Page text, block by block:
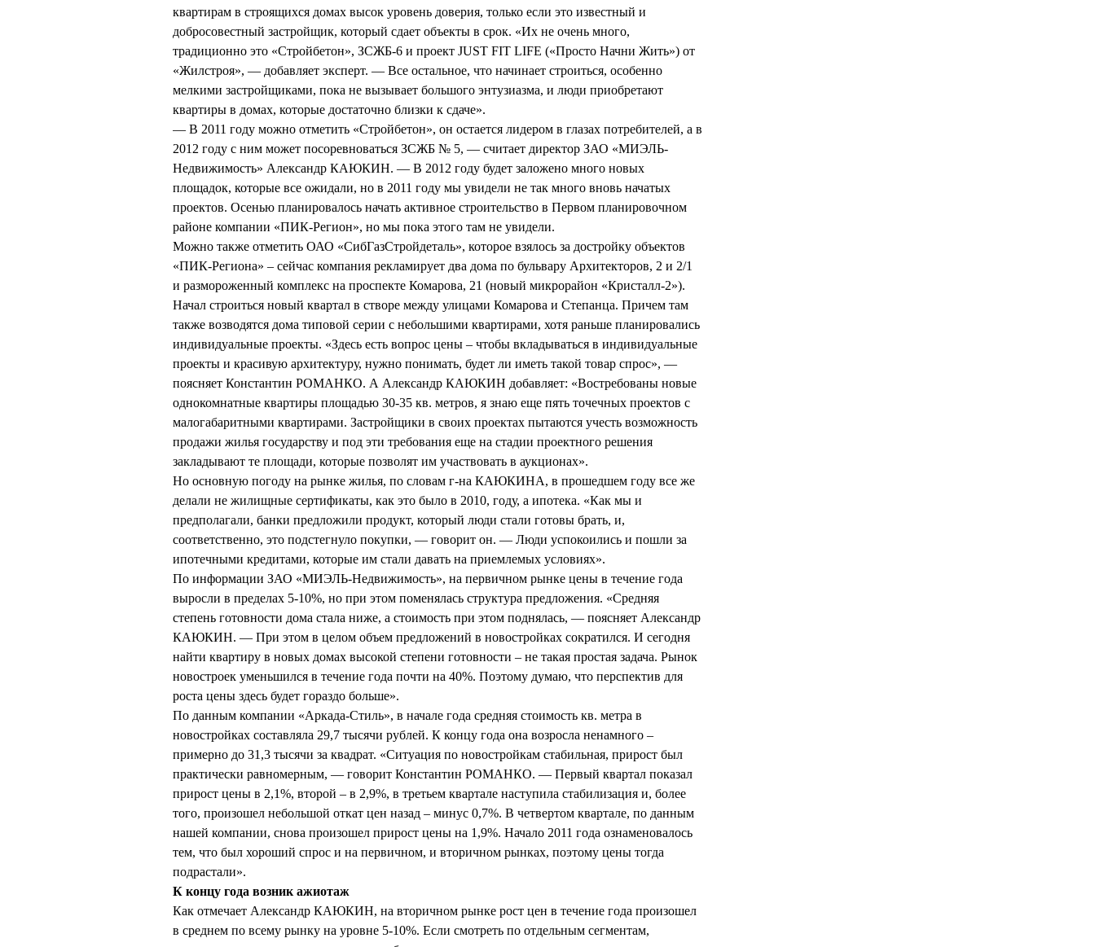
квартирам в строящихся домах высок уровень доверия, только если это известный и
добросовестный застройщик, который сдает объекты в срок. «Их не очень много,
традиционно это «Стройбетон», ЗСЖБ-6 и проект JUST FIT LIFE («Просто Начни Жить») от
«Жилстроя», — добавляет эксперт. — Все остальное, что начинает строиться, особенно
мелкими застройщиками, пока не вызывает большого энтузиазма, и люди приобретают
квартиры в домах, которые достаточно близки к сдаче».
— В 2011 году можно отметить «Стройбетон», он остается лидером в глазах потребителей, а в
2012 году с ним может посоревноваться ЗСЖБ № 5, — считает директор ЗАО «МИЭЛЬ-
Недвижимость» Александр КАЮКИН. — В 2012 году будет заложено много новых
площадок, которые все ожидали, но в 2011 году мы увидели не так много вновь начатых
проектов. Осенью планировалось начать активное строительство в Первом планировочном
районе компании «ПИК-Регион», но мы пока этого там не увидели.
Можно также отметить ОАО «СибГазСтройдеталь», которое взялось за достройку объектов
«ПИК-Региона» – сейчас компания рекламирует два дома по бульвару Архитекторов, 2 и 2/1
и размороженный комплекс на проспекте Комарова, 21 (новый микрорайон «Кристалл-2»).
Начал строиться новый квартал в створе между улицами Комарова и Степанца. Причем там
также возводятся дома типовой серии с небольшими квартирами, хотя раньше планировались
индивидуальные проекты. «Здесь есть вопрос цены – чтобы вкладываться в индивидуальные
проекты и красивую архитектуру, нужно понимать, будет ли иметь такой товар спрос», —
поясняет Константин РОМАНКО. А Александр КАЮКИН добавляет: «Востребованы новые
однокомнатные квартиры площадью 30-35 кв. метров, я знаю еще пять точечных проектов с
малогабаритными квартирами. Застройщики в своих проектах пытаются учесть возможность
продажи жилья государству и под эти требования еще на стадии проектного решения
закладывают те площади, которые позволят им участвовать в аукционах».
Но основную погоду на рынке жилья, по словам г-на КАЮКИНА, в прошедшем году все же
делали не жилищные сертификаты, как это было в 2010, году, а ипотека. «Как мы и
предполагали, банки предложили продукт, который люди стали готовы брать, и,
соответственно, это подстегнуло покупки, — говорит он. — Люди успокоились и пошли за
ипотечными кредитами, которые им стали давать на приемлемых условиях».
По информации ЗАО «МИЭЛЬ-Недвижимость», на первичном рынке цены в течение года
выросли в пределах 5-10%, но при этом поменялась структура предложения. «Средняя
степень готовности дома стала ниже, а стоимость при этом поднялась, — поясняет Александр
КАЮКИН. — При этом в целом объем предложений в новостройках сократился. И сегодня
найти квартиру в новых домах высокой степени готовности – не такая простая задача. Рынок
новостроек уменьшился в течение года почти на 40%. Поэтому думаю, что перспектив для
роста цены здесь будет гораздо больше».
По данным компании «Аркада-Стиль», в начале года средняя стоимость кв. метра в
новостройках составляла 29,7 тысячи рублей. К концу года она возросла ненамного –
примерно до 31,3 тысячи за квадрат. «Ситуация по новостройкам стабильная, прирост был
практически равномерным, — говорит Константин РОМАНКО. — Первый квартал показал
прирост цены в 2,1%, второй – в 2,9%, в третьем квартале наступила стабилизация и, более
того, произошел небольшой откат цен назад – минус 0,7%. В четвертом квартале, по данным
нашей компании, снова произошел прирост цены на 1,9%. Начало 2011 года ознаменовалось
тем, что был хороший спрос и на первичном, и вторичном рынках, поэтому цены тогда
подрастали».
К концу года возник ажиотаж
Как отмечает Александр КАЮКИН, на вторичном рынке рост цен в течение года произошел
в среднем по всему рынку на уровне 5-10%. Если смотреть по отдельным сегментам,